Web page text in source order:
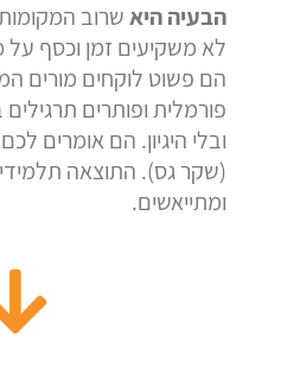
הבעיה היאשרוב
לא משקיעים זמן וכסף על
הם פשוט לוקחים מורים
פורמלית ופותרים
ובלי היגיון. הם אומרים
(שקר גס). התוצאה
ומתייאשים.